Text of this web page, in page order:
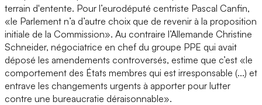
terrain d'entente. Pour l’eurodéputé centriste Pascal Canfin,
«le Parlement n’a d’autre choix que de revenir à la proposition
initiale de la Commission». Au contraire l’Allemande Christine
Schneider, négociatrice en chef du groupe PPE qui avait
déposé les amendements controversés, estime que c’est «le
comportement des États membres qui est irresponsable (...) et
entrave les changements urgents à apporter pour lutter
contre une bureaucratie déraisonnable».